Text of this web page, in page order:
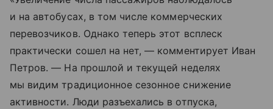
и на автобусах, в том числе коммерческих
перевозчиков. Однако теперь этот всплеск
практически сошел на нет, — комментирует Иван
Петров. — На прошлой и текущей неделях
мы видим традиционное сезонное снижение
активности. Люди разъехались в отпуска,